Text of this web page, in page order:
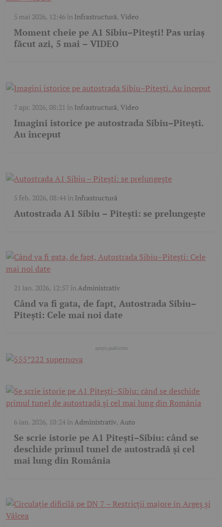
5 mai 2026, 12:46 în Infrastructură, Video
Moment cheie pe A1 Sibiu–Pitești! Pas uriaș
făcut azi, 5 mai – VIDEO
7 apr. 2026, 08:21 în Infrastructură, Video
Imagini istorice pe autostrada Sibiu–Pitești.
Au început
5 feb. 2026, 08:44 în Infrastructură
Autostrada A1 Sibiu – Pitești: se prelungește
21 ian. 2026, 12:57 înAdministrativ
Când va fi gata, de fapt, Autostrada Sibiu–
Pitești: Cele mai noi date
6 ian. 2026, 10:24 înAdministrativ, Auto
Se scrie istorie pe A1 Pitești–Sibiu: când se
deschide primul tunel de autostradă și cel
mai lung din România